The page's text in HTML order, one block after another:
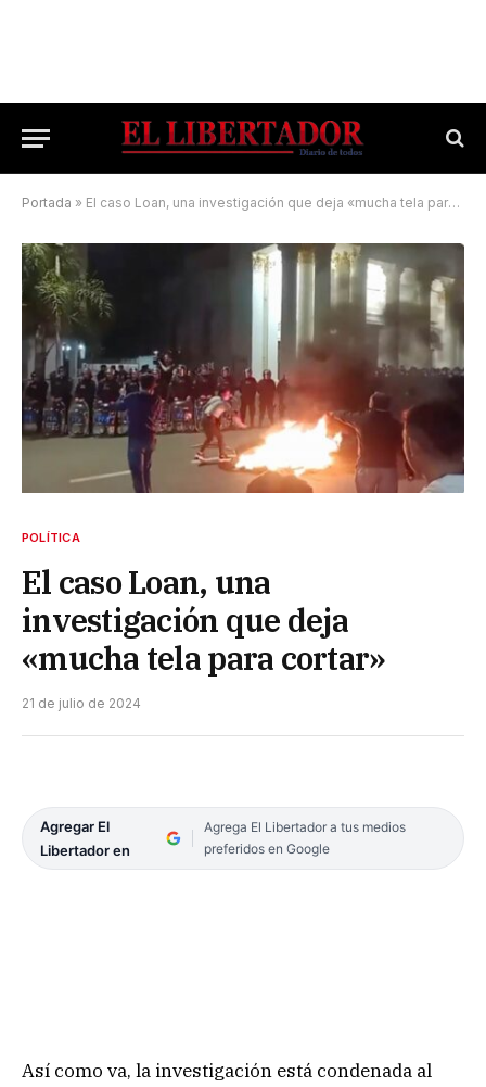
Portada » El caso Loan, una investigación que deja «mucha tela para cortar»
POLÍTICA
El caso Loan, una
investigación que deja
«mucha tela para cortar»
21 de julio de 2024
Agregar El
Libertador en
Agrega El Libertador a tus medios
preferidos en Google
Así como va, la investigación está condenada al